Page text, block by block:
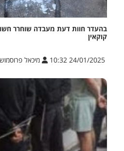
קוקאין
24/01/2025 10:32 מיכאל